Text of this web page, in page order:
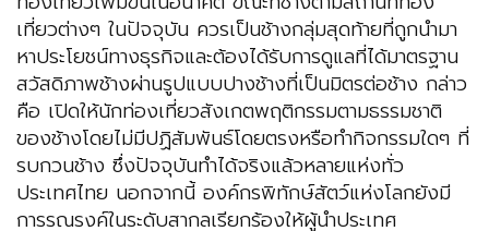
เที่ยวต่างๆ ในปัจจุบัน ควรเป็นช้างกลุ่มสุดท้ายที่ถูกนำมา
หาประโยชน์ทางธุรกิจและต้องได้รับการดูแลที่ได้มาตรฐาน
สวัสดิภาพช้างผ่านรูปแบบปางช้างที่เป็นมิตรต่อช้าง กล่าว
คือ เปิดให้นักท่องเที่ยวสังเกตพฤติกรรมตามธรรมชาติ
ของช้างโดยไม่มีปฏิสัมพันธ์โดยตรงหรือทำกิจกรรมใดๆ ที่
รบกวนช้าง ซึ่งปัจจุบันทำได้จริงแล้วหลายแห่งทั่ว
ประเทศไทย นอกจากนี้ องค์กรพิทักษ์สัตว์แห่งโลกยังมี
การรณรงค์ในระดับสากลเรียกร้องให้ผู้นำประเทศ